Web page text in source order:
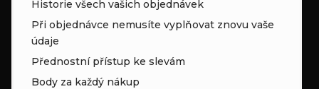
Historie všech vašich objednávek
Při objednávce nemusíte vyplňovat znovu vaše
údaje
Přednostní přístup ke slevám
Body za každý nákup